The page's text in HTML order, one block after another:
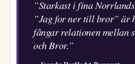
”Starkast i fina
”Jag for ner till bror” är
fångar relationen mellan
och Bror.”